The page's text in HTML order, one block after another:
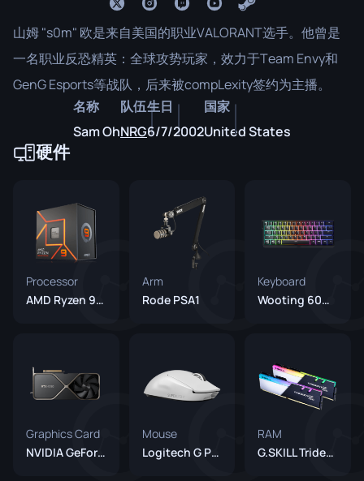
山姆 "s0m" 欧是来自美国的职业VALORANT选手。他曾是
一名职业反恐精英：全球攻势玩家，效力于Team Envy和
GenG Esports等战队，后来被compLexity签约为主播。
名称
Sam Oh
队伍
NRG
生日
6/7/2002
国家
United States
硬件
Processor
AMD Ryzen 9 7900X
Arm
Rode PSA1
Keyboard
Wooting 60HE+
Graphics Card
NVIDIA GeForce RTX 4090
Mouse
Logitech G Pro X Superlight 2 White
RAM
G.SKILL Trident Z NEO 32GB